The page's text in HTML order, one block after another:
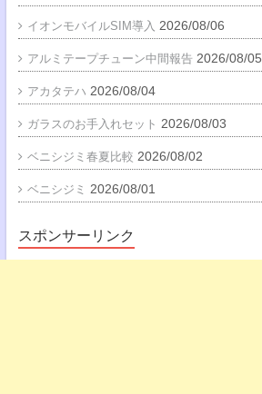
イオンモバイルSIM導入 2026/08/06
アルミテープチューン中間報告 2026/08/05
アカタテハ 2026/08/04
ガラスのお手入れセット 2026/08/03
ベニシジミ春夏比較 2026/08/02
ベニシジミ 2026/08/01
スポンサーリンク